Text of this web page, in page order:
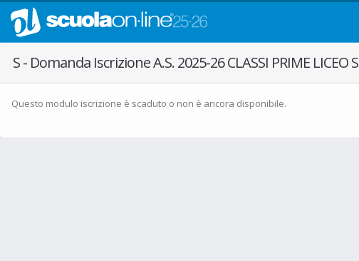
S - Domanda Iscrizione A.S. 2025-26 CLASSI PRIME LICEO
Questo modulo iscrizione è scaduto o non è ancora disponibile.